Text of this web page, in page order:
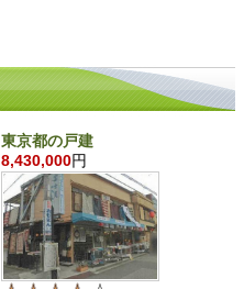
東京都の戸建
8,430,000円